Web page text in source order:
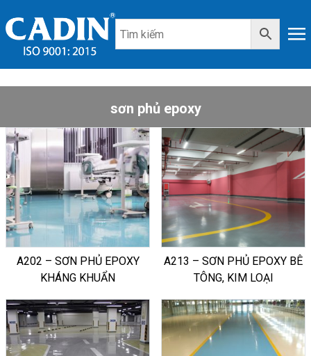
sơn phủ epoxy
A202 – SƠN PHỦ EPOXY
KHÁNG KHUẨN
A213 – SƠN PHỦ EPOXY BÊ
TÔNG, KIM LOẠI